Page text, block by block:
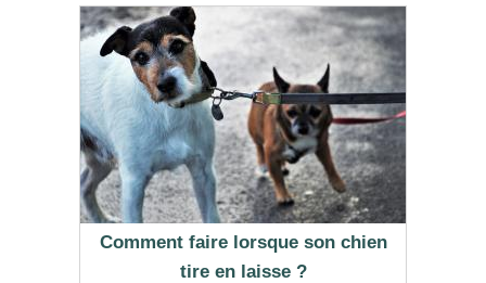
Comment faire lorsque son chien
tire en laisse ?